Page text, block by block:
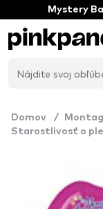
Mystery
Domov /
Starostlivosť o